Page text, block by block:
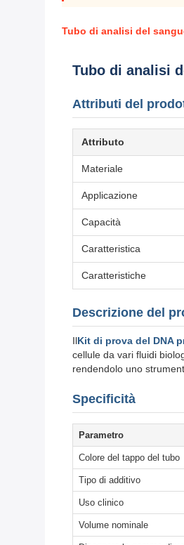
Tubo di analisi del
Tubo di analisi
Attributi del
Attributo
Materiale
Applicazione
Capacità
Caratteristica
Caratteristiche
Descrizione del
IlKit di prova del DNA
cellule da vari fluidi
rendendolo uno
Specificità
Parametro
Colore del tappo del tubo
Tipo di additivo
Uso clinico
Volume nominale